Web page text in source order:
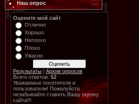
Наш опрос
Оцените мой сайт
Отлично
Хорошо
Неплохо
Плохо
Ужасно
Результаты
Архив опросов
Всего ответов: 52
Уважаемые посетители и
пользователи! Пожалуйста
незабывайте ставить Вашу оценку
сайта!!!